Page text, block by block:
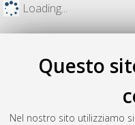
Questo
Nel nostro sito utilizziamo
Loading...